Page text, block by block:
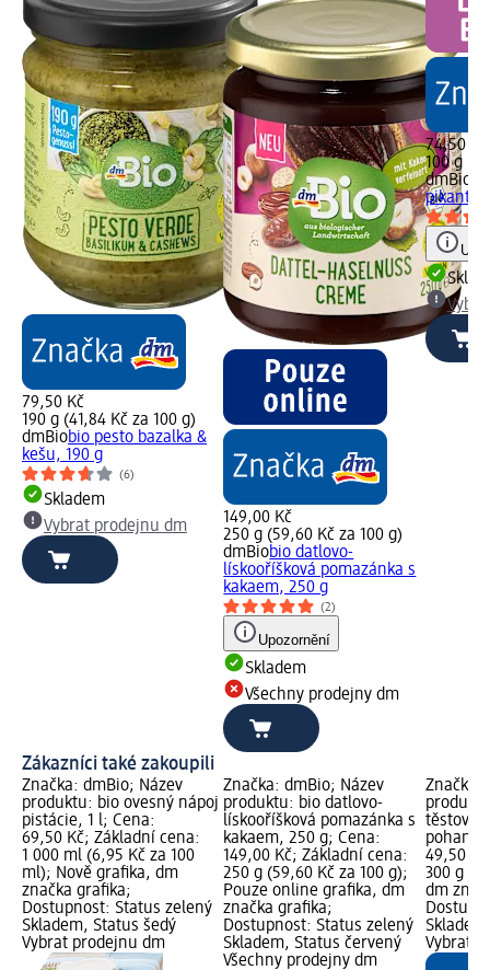
79,50 Kč
190 g (41,84 Kč za 100 g)
dmBiobio pesto bazalka &
kešu, 190 g
(6)
Skladem
Vybrat prodejnu dm
149,00 Kč
250 g (59,60 Kč za 100 g)
dmBiobio datlovo-
lískooříšková pomazánka s
kakaem, 250 g
(2)
Upozornění
Skladem
Všechny prodejny dm
74,50 Kč
100 g
dmBio
pikantní,
Zákazníci také zakoupili
Značka: dmBio; Název
produktu: bio ovesný nápoj
pistácie, 1 l; Cena:
69,50 Kč; Základní cena:
1 000 ml (6,95 Kč za 100
ml); Nově grafika, dm
značka grafika;
Dostupnost: Status zelený
Skladem, Status šedý
Vybrat prodejnu dm
Značka: dmBio; Název
produktu: bio datlovo-
lískooříšková pomazánka s
kakaem, 250 g; Cena:
149,00 Kč; Základní cena:
250 g (59,60 Kč za 100 g);
Pouze online grafika, dm
značka grafika;
Dostupnost: Status zelený
Skladem, Status červený
Všechny prodejny dm
Značka:
49,50
300 g
dm
Vybrat